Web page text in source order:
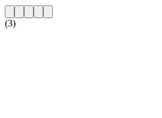
(3)